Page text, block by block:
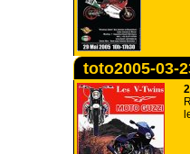
toto2005-03-